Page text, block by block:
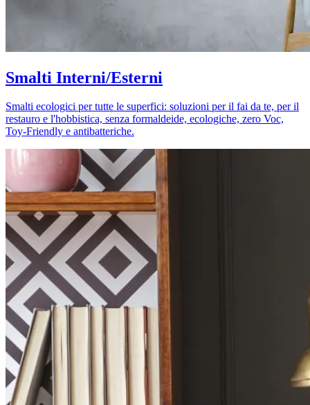
Smalti Interni/Esterni
Smalti ecologici per tutte le superfici: soluzioni per il fai da te, per il
restauro e l'hobbistica, senza formaldeide, ecologiche, zero Voc,
Toy-Friendly e antibatteriche.